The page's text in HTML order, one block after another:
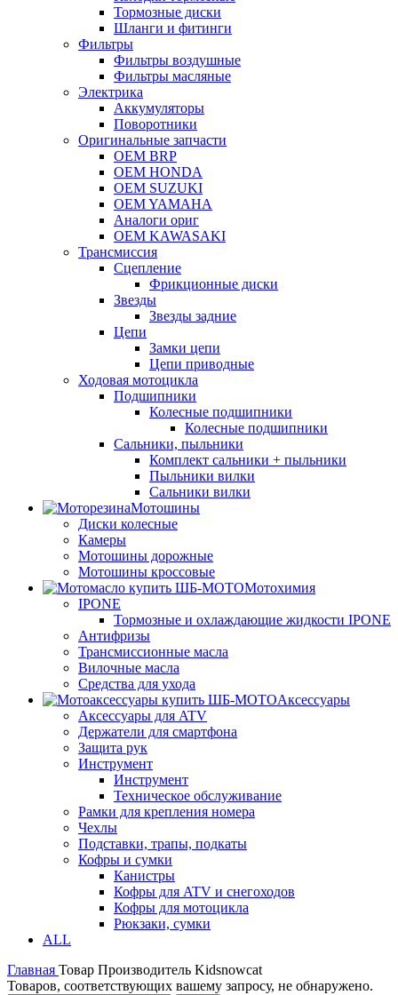
Тормозные диски
Шланги и фитинги
Фильтры
Фильтры воздушные
Фильтры масляные
Электрика
Аккумуляторы
Поворотники
Оригинальные запчасти
OEM BRP
OEM HONDA
OEM SUZUKI
OEM YAMAHA
Аналоги ориг
OEM KAWASAKI
Трансмиссия
Cцепление
Фрикционные диски
Звезды
Звезды задние
Цепи
Замки цепи
Цепи приводные
Ходовая мотоцикла
Подшипники
Колесные подшипники
Колесные подшипники
Сальники, пыльники
Комплект сальники + пыльники
Пыльники вилки
Сальники вилки
Мотошины
Диски колесные
Камеры
Мотошины дорожные
Мотошины кроссовые
Мотохимия
IPONE
Тормозные и охлаждающие жидкости IPONE
Антифризы
Трансмиссионные масла
Вилочные масла
Средства для ухода
Аксессуары
Аксессуары для ATV
Держатели для смартфона
Защита рук
Инструмент
Инструмент
Техническое обслуживание
Рамки для крепления номера
Чехлы
Подставки, трапы, подкаты
Кофры и сумки
Канистры
Кофры для ATV и снегоходов
Кофры для мотоцикла
Рюкзаки, сумки
ALL
Главная Товар Производитель Kidsnowcat
Товаров, соответствующих вашему запросу, не обнаружено.